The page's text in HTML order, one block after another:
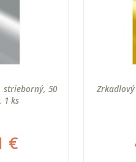
strieborný, 50
1 ks
€